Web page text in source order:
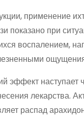
применение
показано при
воспалением,
эффект наступает
лекарства.
распад